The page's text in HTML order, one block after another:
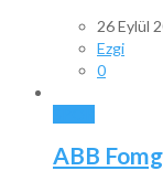
26 Eylül
Ezgi
0
ABB